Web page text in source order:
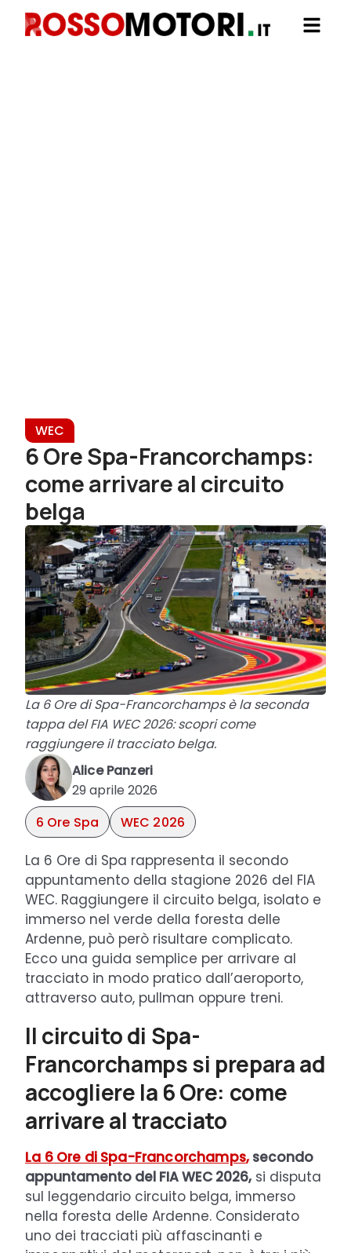
WEC
6 Ore Spa-Francorchamps:
come arrivare al circuito
belga
La 6 Ore di Spa-Francorchamps è la seconda
tappa del FIA WEC 2026: scopri come
raggiungere il tracciato belga.
Alice Panzeri
29 aprile 2026
6 Ore Spa
WEC 2026
La 6 Ore di Spa rappresenta il secondo
appuntamento della stagione 2026 del FIA
WEC. Raggiungere il circuito belga, isolato e
immerso nel verde della foresta delle
Ardenne, può però risultare complicato.
Ecco una guida semplice per arrivare al
tracciato in modo pratico dall’aeroporto,
attraverso auto, pullman oppure treni.
Il circuito di Spa-
Francorchamps si prepara ad
accogliere la 6 Ore: come
arrivare al tracciato
La 6 Ore di Spa-Francorchamps, secondo
appuntamento del FIA WEC 2026, si disputa
sul leggendario circuito belga, immerso
nella foresta delle Ardenne. Considerato
uno dei tracciati più affascinanti e